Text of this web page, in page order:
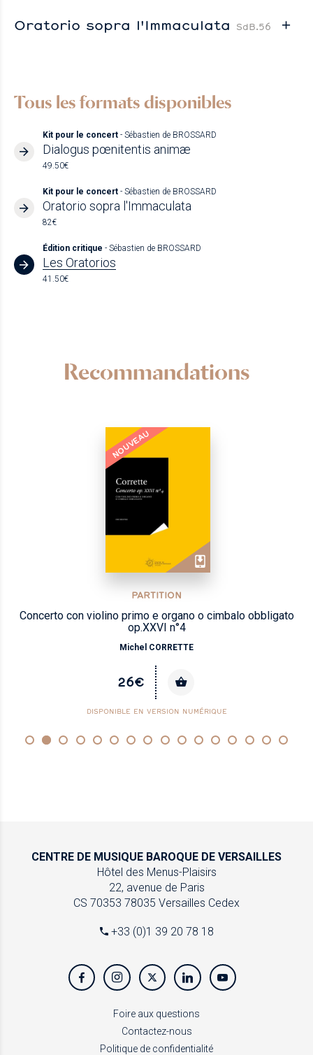
Oratorio sopra l'Immaculata SdB.56
Tous les formats disponibles
Kit pour le concert - Sébastien de BROSSARD
Dialogus pœnitentis animæ
49.50€
Kit pour le concert - Sébastien de BROSSARD
Oratorio sopra l'Immaculata
82€
Édition critique - Sébastien de BROSSARD
Les Oratorios
41.50€
Recommandations
NOUVEAU
PARTITION
Concerto con violino primo e organo o cimbalo obbligato
op.XXVI n°4
Michel CORRETTE
26€
DISPONIBLE EN VERSION NUMÉRIQUE
CENTRE DE MUSIQUE BAROQUE DE VERSAILLES
Hôtel des Menus-Plaisirs
22, avenue de Paris
CS 70353 78035 Versailles Cedex
+33 (0)1 39 20 78 18
Foire aux questions
Contactez-nous
Politique de confidentialité